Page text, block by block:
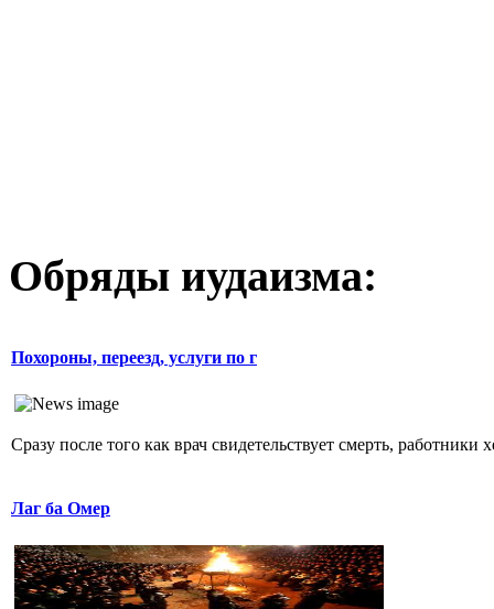
Обряды иудаизма:
Похороны, переезд, услуги по г
Сразу после того как врач свидетельствует смерть,
Лаг ба Омер